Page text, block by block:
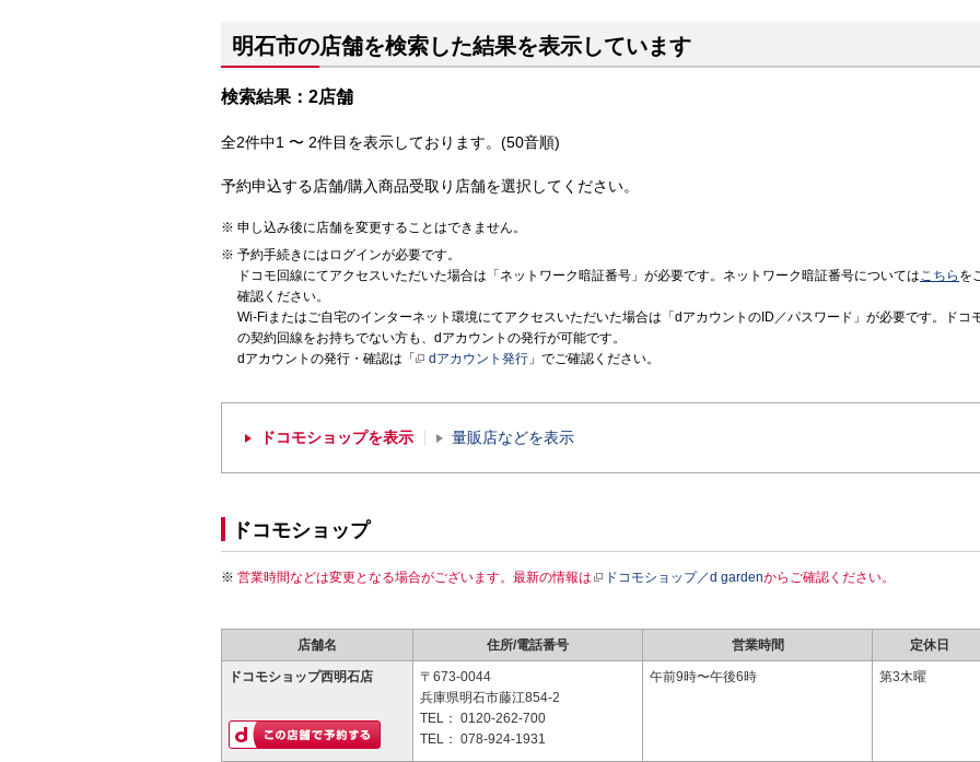
明石市の店舗を検索した結果を表示しています
検索結果：2店舗
全2件中1 〜 2件目を表示しております。(50音順)
予約申込する店舗/購入商品受取り店舗を選択してください。
申し込み後に店舗を変更することはできません。
予約手続きにはログインが必要です。
ドコモ回線にてアクセスいただいた場合は「ネットワーク暗証番号」が必要です。ネットワーク暗証番号についてはこちら を
確認ください。
Wi-Fiまたはご自宅のインターネット環境にてアクセスいただいた場合は「dアカウントのID／パスワード」が必要です。ドコ
の契約回線をお持ちでない方も、dアカウントの発行が可能です。
dアカウントの発行・確認は「
dアカウント発行 」でご確認ください。
ドコモショップを表示 量販店などを表示
ドコモショップ
営業時間などは変更となる場合がございます。最新の情報は ドコモショップ／d gardenからご確認ください。
店舗名 住所/電話番号 営業時間 定休日
ドコモショップ西明石店
〒673-0044
兵庫県明石市藤江854-2
TEL： 0120-262-700
TEL： 078-924-1931
午前9時〜午後6時 第3木曜